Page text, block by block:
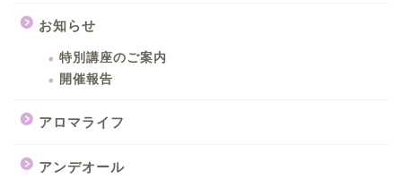
お知らせ
特別講座のご案内
開催報告
アロマライフ
アンデオール